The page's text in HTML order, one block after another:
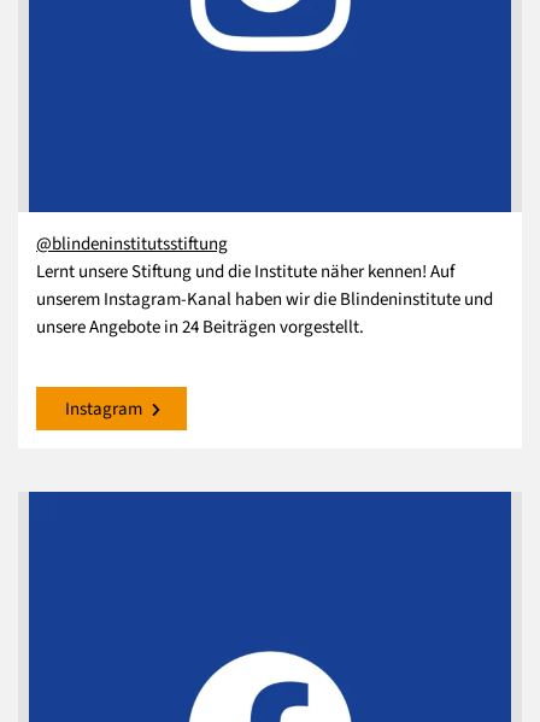
@blindeninstitutsstiftung
Lernt unsere Stiftung und die Institute näher kennen! Auf
unserem Instagram-Kanal haben wir die Blindeninstitute und
unsere Angebote in 24 Beiträgen vorgestellt.
Instagram